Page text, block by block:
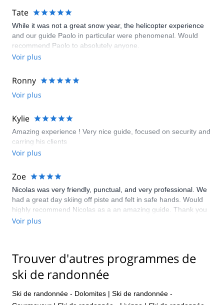
Tate
While it was not a great snow year, the helicopter experience
and our guide Paolo in particular were phenomenal. Would
recommend Paolo to absolutely anyone.
Voir plus
Ronny
Voir plus
Kylie
Amazing experience ! Very nice guide, focused on security and
carring his clients
Voir plus
Zoe
Nicolas was very friendly, punctual, and very professional. We
had a great day skiing off piste and felt in safe hands. Would
highly recommend Nicolas as a an amazing guide. Thank you
for what was a great day! All 7 of us loved it.
Voir plus
Trouver d'autres programmes de
ski de randonnée
Ski de randonnée - Dolomites | Ski de randonnée -